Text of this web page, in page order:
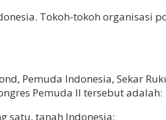
Tokoh-tokoh organisasi
Pemuda Indonesia, Sekar
Pemuda II tersebut adalah:
satu, tanah Indonesia;